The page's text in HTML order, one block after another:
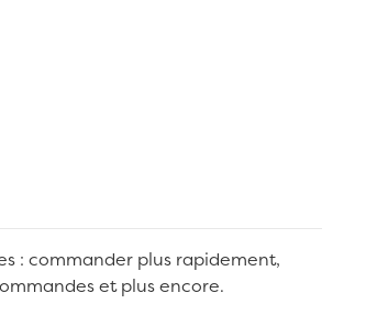
: commander plus rapidement,
et plus encore.